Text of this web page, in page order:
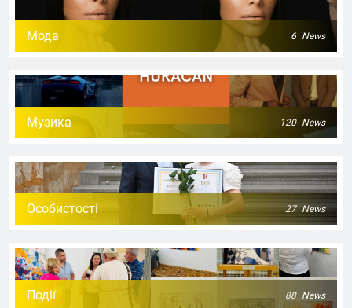
Мода 6 News
Музика 120 News
Особистості 27 News
Події 88 News